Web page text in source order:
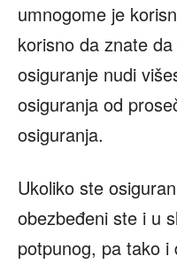
umnogome je
korisno da znate
osiguranje nudi
osiguranja od
osiguranja.
Ukoliko ste
obezbeđeni ste i u
potpunog, pa tako i